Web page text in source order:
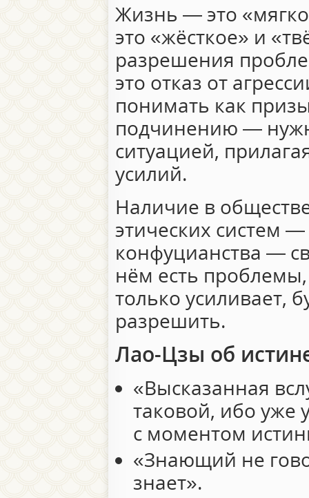
Жизнь — это
это «жёсткое» и
разрешения
это отказ от
понимать как
подчинению —
ситуацией,
усилий.
Наличие в
этических систем
конфуцианства —
нём есть
только усиливает,
разрешить.
Лао-Цзы об
«Высказанная
таковой, ибо уже
с моментом
«Знающий не
знает».